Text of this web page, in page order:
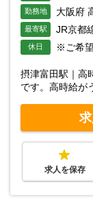
勤務地 大阪府
最寄駅 JR京都
休日 ※ご希
摂津富田駅｜高
です。高時給が
求人を保存